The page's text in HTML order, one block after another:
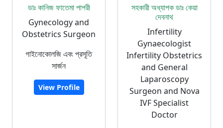
ডাঃ কানিজ ফাতেমা পাপরী
Gynecology and
Obstetrics Surgeon
গাইনোকোলজি এবং প্রসূতি
সার্জন
View Profile
সহকারী অধ্যাপক ডাঃ কেয়া
দেবনাথ
Infertility
Gynaecologist
Infertility Obstetrics
and General
Laparoscopy
Surgeon and Nova
IVF Specialist
Doctor